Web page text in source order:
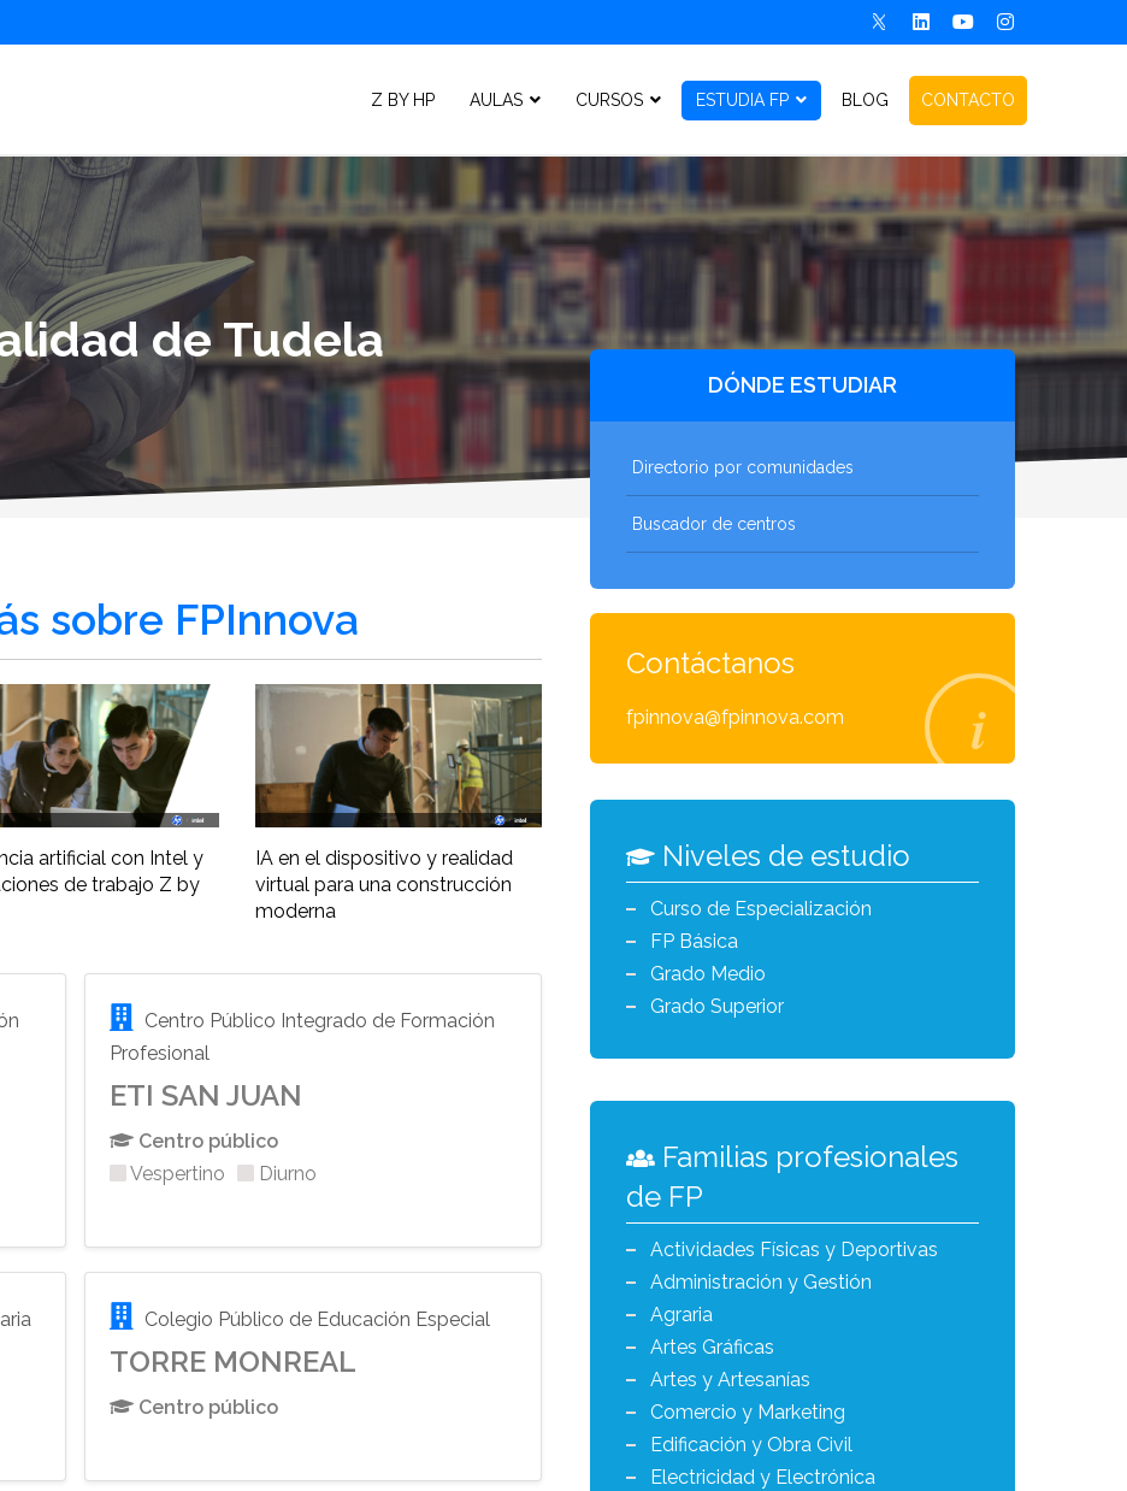
Z BY HP AULAS CURSOS ESTUDIA FP BLOG CONTACTO
de Tudela
sobre FPInnova
artificial con Intel y
de trabajo Z by
IA en el dispositivo y realidad
virtual para una construcción
moderna
Centro Público Integrado de Formación
Profesional
ETI SAN JUAN
Centro público
Vespertino
Diurno
Colegio Público de Educación Especial
TORRE MONREAL
Centro público
DÓNDE ESTUDIAR
Directorio por comunidades
Buscador de centros
Contáctanos
fpinnova@fpinnova.com
Niveles de estudio
Curso de Especialización
FP Básica
Grado Medio
Grado Superior
Familias profesionales
de FP
Actividades Físicas y Deportivas
Administración y Gestión
Agraria
Artes Gráficas
Artes y Artesanías
Comercio y Marketing
Edificación y Obra Civil
Electricidad y Electrónica